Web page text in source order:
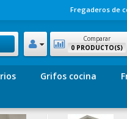
Fregaderos de
Comparar
0 PRODUCTO(S)
Grifos cocina